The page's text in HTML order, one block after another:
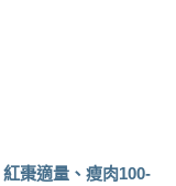
棗適量、瘦肉100-